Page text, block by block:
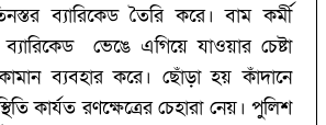
ব্যারিকেড তৈরি করে। বাম কর্মী
ভেঙে এগিয়ে যাওয়ার চেষ্টা
ব্যবহার করে। ছোঁড়া হয় কাঁদানে
কার্যত রণক্ষেত্রের চেহারা নেয়। পুলিশ